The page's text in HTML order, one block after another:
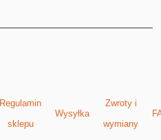
Regulamin
sklepu
Wysyłka
Zwroty i
wymiany